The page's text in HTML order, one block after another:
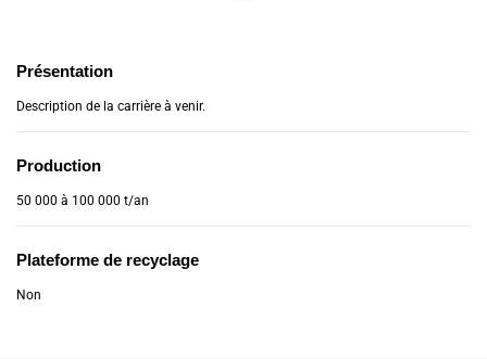
Présentation
Description de la carrière à venir.
Production
50 000 à 100 000 t/an
Plateforme de recyclage
Non